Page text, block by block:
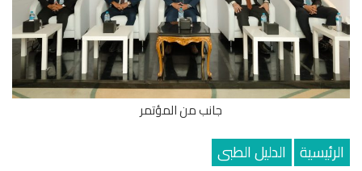
جانب من المؤتمر
الرئيسية الدليل الطبى